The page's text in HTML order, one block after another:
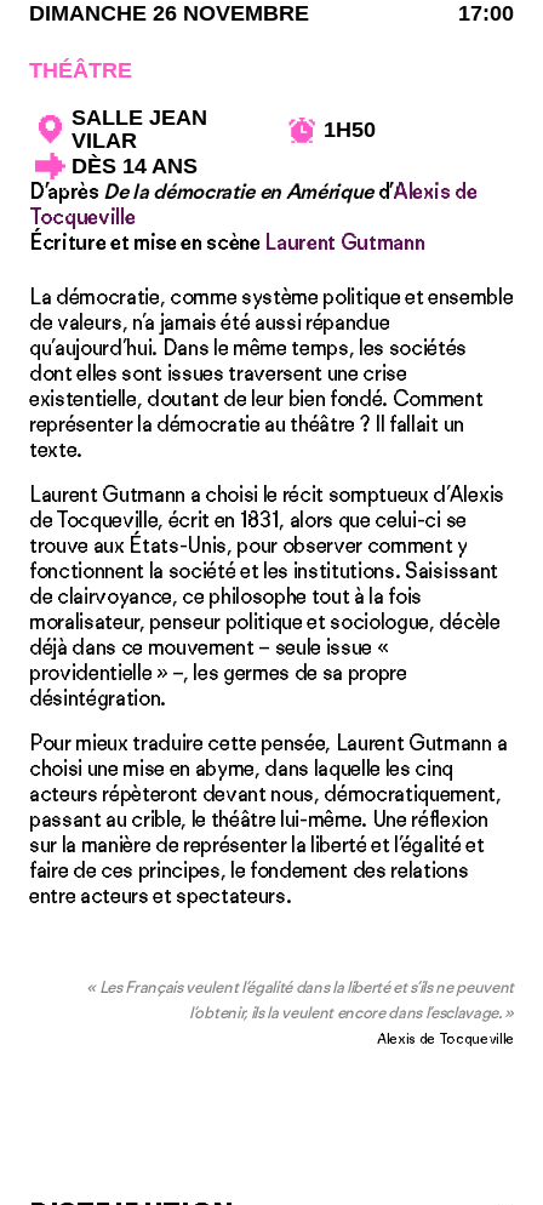
DIMANCHE 26 NOVEMBRE
17:00
THÉÂTRE
SALLE JEAN
VILAR
1H50
DÈS 14 ANS
D’après De la démocratie en Amériqued’Alexis de
Tocqueville
Écriture et mise en scène Laurent Gutmann
La démocratie, comme système politique et ensemble
de valeurs, n’a jamais été aussi répandue
qu’aujourd’hui. Dans le même temps, les sociétés
dont elles sont issues traversent une crise
existentielle, doutant de leur bien fondé. Comment
représenter la démocratie au théâtre ? Il fallait un
texte.
Laurent Gutmann a choisi le récit somptueux d’Alexis
de Tocqueville, écrit en 1831, alors que celui-ci se
trouve aux États-Unis, pour observer comment y
fonctionnent la société et les institutions. Saisissant
de clairvoyance, ce philosophe tout à la fois
moralisateur, penseur politique et sociologue, décèle
déjà dans ce mouvement – seule issue «
providentielle » –, les germes de sa propre
désintégration.
Pour mieux traduire cette pensée, Laurent Gutmann a
choisi une mise en abyme, dans laquelle les cinq
acteurs répèteront devant nous, démocratiquement,
passant au crible, le théâtre lui-même. Une réflexion
sur la manière de représenter la liberté et l’égalité et
faire de ces principes, le fondement des relations
entre acteurs et spectateurs.
« Les Français veulent l’égalité dans la liberté et s’ils ne peuvent
l’obtenir, ils la veulent encore dans l’esclavage. »
Alexis de Tocqueville